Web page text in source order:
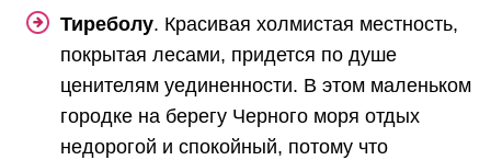
Тиреболу. Красивая холмистая местность,
покрытая лесами, придется по душе
ценителям уединенности. В этом маленьком
городке на берегу Черного моря отдых
недорогой и спокойный, потому что